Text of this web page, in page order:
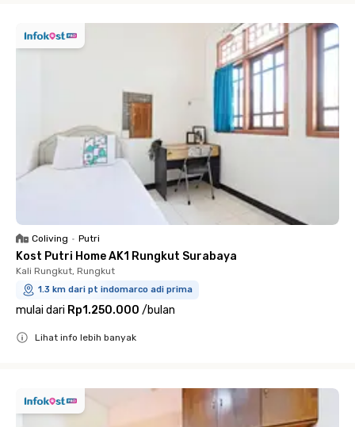
Coliving • Putri
Kost Putri Home AK1 Rungkut Surabaya
Kali Rungkut, Rungkut
1.3 km dari pt indomarco adi prima
mulai dari Rp1.250.000 /bulan
Lihat info lebih banyak